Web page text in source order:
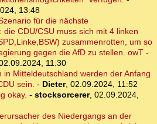
13:48
für die nächste
die CDU/CSU muss sich mit 4 linken
zusammenrotten, um so
gegen die AfD zu stellen. owT -
11:30
in Mitteldeutschland werden der Anfang
sein. - Dieter, 02.09.2024, 11:52
okay. - stocksorcerer, 02.09.2024,
des Niedergangs an der